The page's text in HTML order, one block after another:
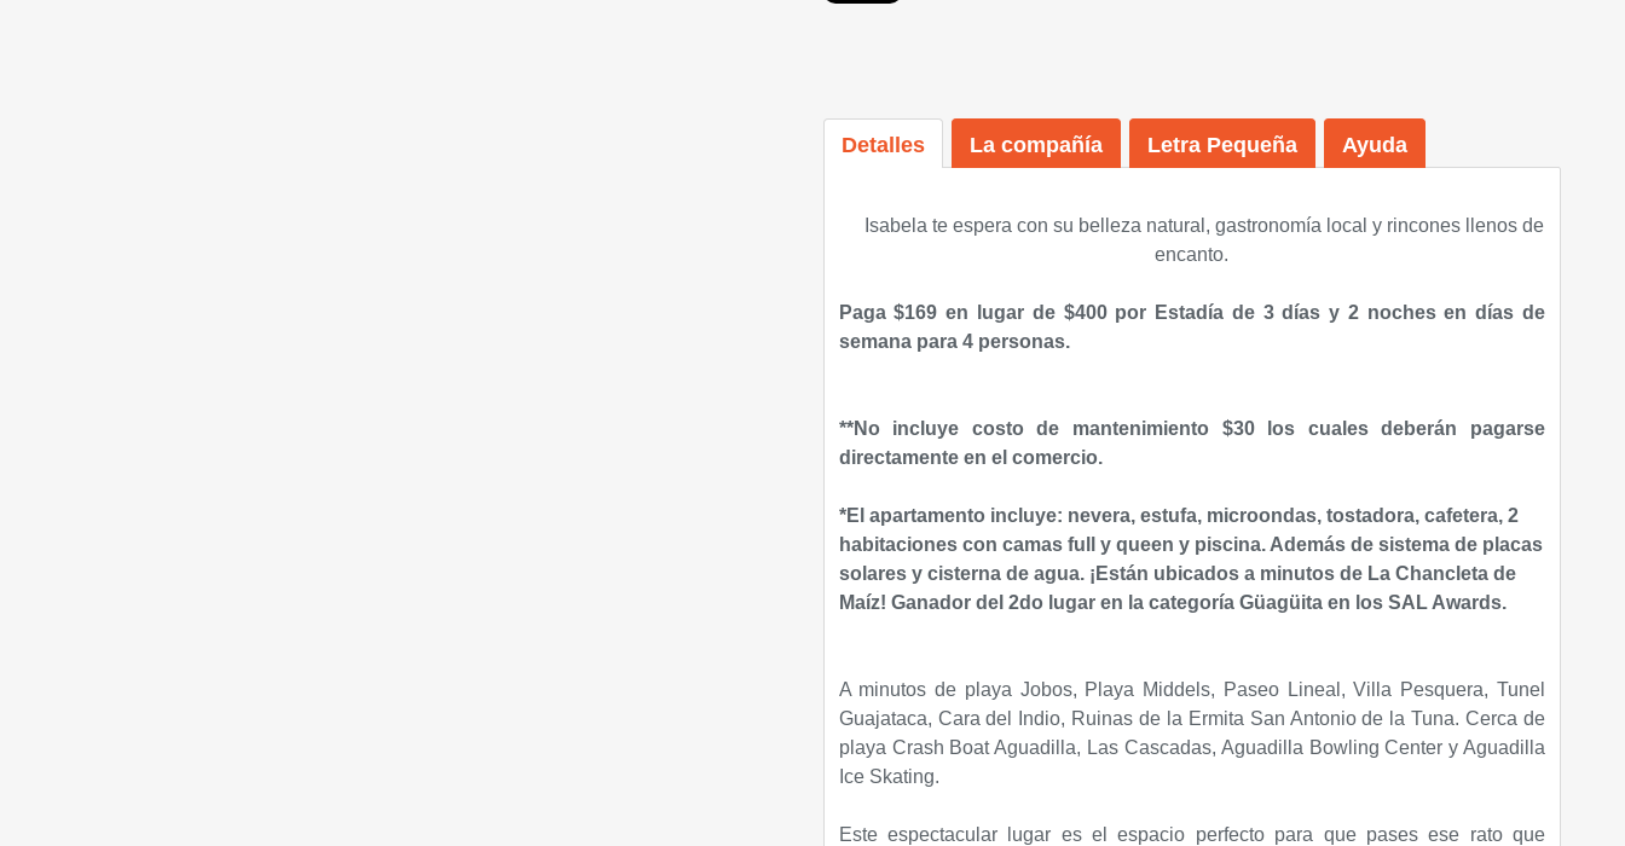
Detalles La compañía Letra Pequeña Ayuda
Isabela te espera con su belleza natural, gastronomía local y rincones llenos de
encanto.
Paga $169 en lugar de $400 por Estadía de 3 días y 2 noches en días de
semana para 4 personas.
**No incluye costo de mantenimiento $30 los cuales deberán pagarse
directamente en el comercio.
*El apartamento incluye: nevera, estufa, microondas, tostadora, cafetera, 2
habitaciones con camas full y queen y piscina. Además de sistema de placas
solares y cisterna de agua. ¡Están ubicados a minutos de La Chancleta de
Maíz! Ganador del 2do lugar en la categoría Güagüita en los SAL Awards.
A minutos de playa Jobos, Playa Middels, Paseo Lineal, Villa Pesquera, Tunel
Guajataca, Cara del Indio, Ruinas de la Ermita San Antonio de la Tuna. Cerca de
playa Crash Boat Aguadilla, Las Cascadas, Aguadilla Bowling Center y Aguadilla
Ice Skating.
Este espectacular lugar es el espacio perfecto para que pases ese rato que